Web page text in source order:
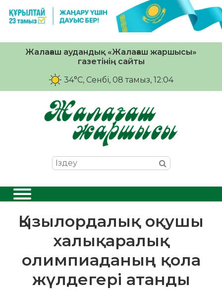
Жалағаш аудандық «Жалағаш жаршысы»
газетінің сайты
34°C, Сенбі, 08 тамыз, 12:04
Қызылордалық оқушы
халықаралық
олимпиаданың қола
жүлдегері атанды